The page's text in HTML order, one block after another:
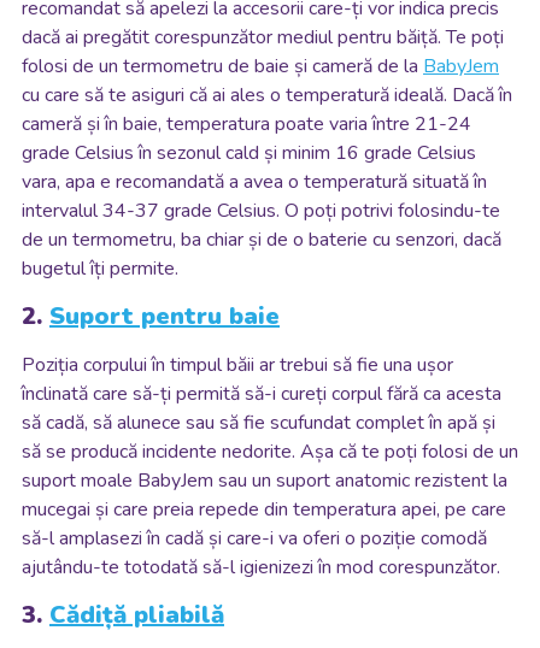
recomandat să apelezi la accesorii care-ți vor indica precis
dacă ai pregătit corespunzător mediul pentru băiță. Te poți
folosi de un termometru de baie și cameră de la BabyJem
cu care să te asiguri că ai ales o temperatură ideală. Dacă în
cameră și în baie, temperatura poate varia între 21-24
grade Celsius în sezonul cald și minim 16 grade Celsius
vara, apa e recomandată a avea o temperatură situată în
intervalul 34-37 grade Celsius. O poți potrivi folosindu-te
de un termometru, ba chiar și de o baterie cu senzori, dacă
bugetul îți permite.
2. Suport pentru baie
Poziția corpului în timpul băii ar trebui să fie una ușor
înclinată care să-ți permită să-i cureți corpul fără ca acesta
să cadă, să alunece sau să fie scufundat complet în apă și
să se producă incidente nedorite. Așa că te poți folosi de un
suport moale BabyJem sau un suport anatomic rezistent la
mucegai și care preia repede din temperatura apei, pe care
să-l amplasezi în cadă și care-i va oferi o poziție comodă
ajutându-te totodată să-l igienizezi în mod corespunzător.
3. Cădiță pliabilă